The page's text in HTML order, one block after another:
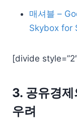
매셔블 –
Skybox for
[divide
3. 공유경
우려